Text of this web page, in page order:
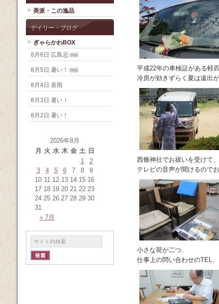
美派・この逸品
デイリー・ブログ
ぎゃらかわBOX
8月6日 広島忌
8月5日 暑い！
8月4日 喜雨
8月3日 暑い！
8月2日 暑い！
2026年8月
月
火 水 木 金 土 日
« 7月
1
2
3
4 5 6 7 8
9
10 11 12 13 14 15 16
17 18 19 20 21 22 23
24 25 26 27 28 29 30
31
平成22年の車検証がある軽
冷房が効きずらく夏は遠出
西條神社でお祓いを受けて
テレビの音声が聞けるので
小さな荷が二つ、
仕事上の問い合わせのTEL、